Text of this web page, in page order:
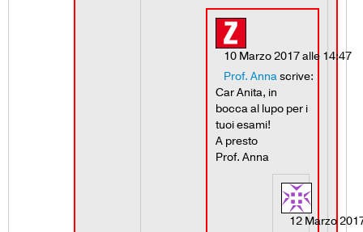
10 Marzo 2017 alle 14:47
Prof. Annascrive:
Car Anita, in
bocca al lupo per i
tuoi esami!
A presto
Prof. Anna
12 Marzo